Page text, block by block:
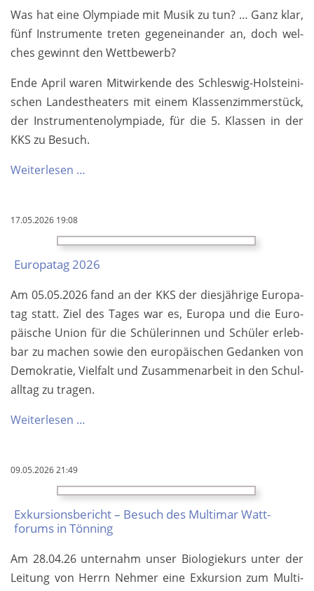
„Kü­
chen­
schlacht“
Was hat ei­ne O­lym­pi­a­de mit Mu­sik zu tun? … Ganz klar,
fünf In­stru­men­te tre­ten ge­gen­ein­an­der an, doch wel­
ches ge­winnt den Wett­be­werb?
Ende April wa­ren Mit­wir­ken­de des Schles­wig-Hol­stei­ni­
schen Lan­des­the­a­ters mit ei­nem Klas­sen­zim­mer­stück,
der In­stru­men­ten­o­lym­pi­a­de, für die 5. Klas­sen in der
KKS zu Be­such.
Weiterlesen …
O­
lym­
a­
de
mit
Mu­
sik
zu
17.05.2026 19:08
Europatag 2026
Am 05.05.2026 fand an der KKS der dies­jäh­ri­ge Eu­ro­pa­
tag statt. Ziel des Ta­ges war es, Eu­ro­pa und die Eu­ro­
pä­i­sche U­ni­on für die Schü­le­rin­nen und Schü­ler er­leb­
bar zu ma­chen so­wie den eu­ro­pä­i­schen Ge­dan­ken von
De­mo­kra­tie, Viel­falt und Zu­sam­men­ar­beit in den Schul­
all­tag zu tra­gen.
Weiterlesen …
09.05.2026 21:49
Exkursions­bericht – Besuch des Multimar Watt­
forums in Tönning
Am 28.04.26 un­ter­nahm un­ser Bio­lo­gie­kurs un­ter der
Lei­tung von Herrn Neh­mer ei­ne Ex­kur­si­on zum Mul­ti­